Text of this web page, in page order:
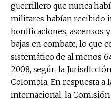
guerrillero que nunca
militares habían recibido
bonificaciones, ascensos
bajas en combate, lo que
sistemático de al menos
2008, según la
Colombia. En respuesta a
internacional, la Comisión